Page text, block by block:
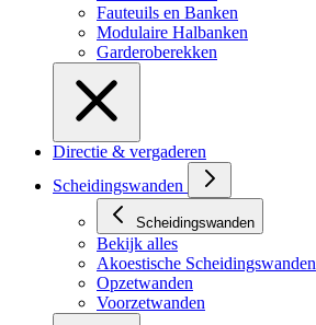
Fauteuils en Banken
Modulaire Halbanken
Garderoberekken
Directie & vergaderen
Scheidingswanden
Scheidingswanden
Bekijk alles
Akoestische Scheidingswanden
Opzetwanden
Voorzetwanden